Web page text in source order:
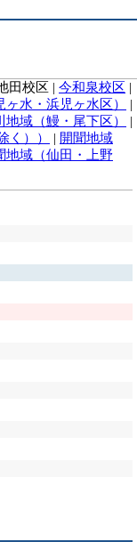
田校区 | 今和泉校区 |
水・浜児ヶ水区）
|
地域（鰻・尾下区）
|
く））
| 開聞地域
地域（仙田・上野